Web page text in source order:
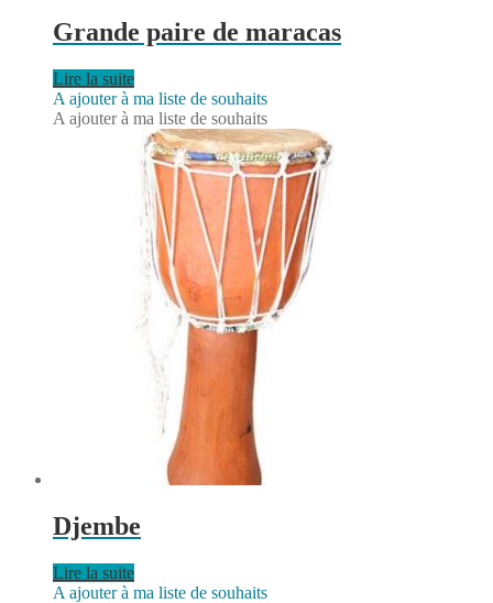
Grande paire de maracas
Lire la suite
A ajouter à ma liste de souhaits
A ajouter à ma liste de souhaits
Djembe
Lire la suite
A ajouter à ma liste de souhaits